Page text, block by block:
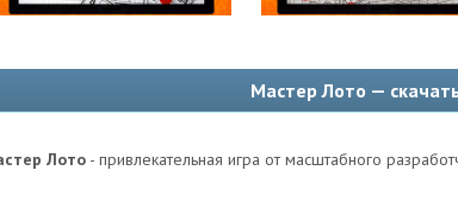
Мастер Лото —
Лото - привлекательная игра от масштабного